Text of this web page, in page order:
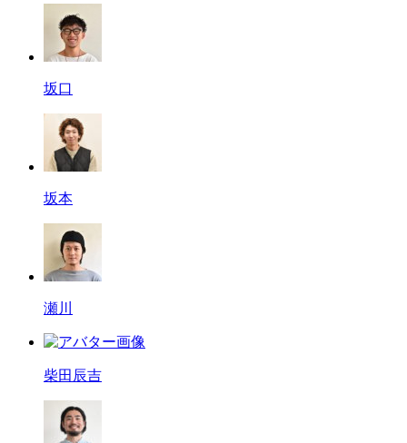
坂口
坂本
瀬川
柴田辰吉